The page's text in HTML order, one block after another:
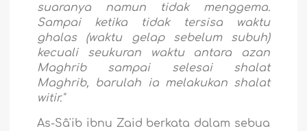
suaranya namun tidak menggema.
Sampai ketika tidak tersisa waktu
ghalas (waktu gelap sebelum subuh)
kecuali seukuran waktu antara azan
Maghrib sampai selesai shalat
Maghrib, barulah ia melakukan shalat
witir."
As-Sâ'ib ibnu Zaid berkata dalam sebua